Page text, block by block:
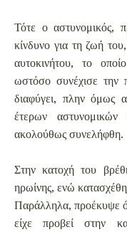
Τότε ο αστυνομικός,
κίνδυνο για τη ζωή
αυτοκινήτου, το
ωστόσο συνέχισε την
διαφύγει, πλην όμως
έτερων
ακολούθως συνελήφθη.
Στην κατοχή του
ηρωίνης, ενώ
Παράλληλα, προέκυψε
είχε προβεί στην